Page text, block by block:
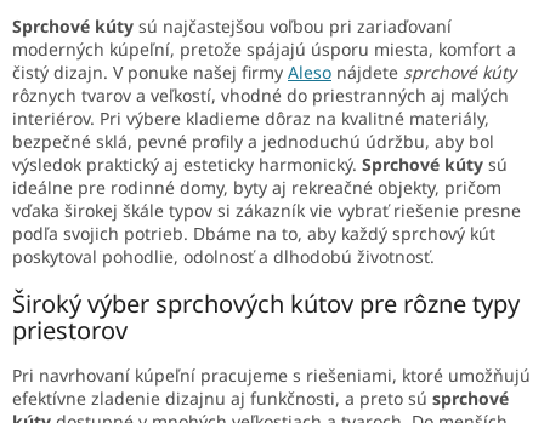
Sprchové kúty sú najčastejšou voľbou pri zariaďovaní
moderných kúpeľní, pretože spájajú úsporu miesta, komfort a
čistý dizajn. V ponuke našej firmy Aleso nájdete sprchové kúty
rôznych tvarov a veľkostí, vhodné do priestranných aj malých
interiérov. Pri výbere kladieme dôraz na kvalitné materiály,
bezpečné sklá, pevné profily a jednoduchú údržbu, aby bol
výsledok praktický aj esteticky harmonický. Sprchové kúty sú
ideálne pre rodinné domy, byty aj rekreačné objekty, pričom
vďaka širokej škále typov si zákazník vie vybrať riešenie presne
podľa svojich potrieb. Dbáme na to, aby každý sprchový kút
poskytoval pohodlie, odolnosť a dlhodobú životnosť.
Široký výber sprchových kútov pre rôzne typy
priestorov
Pri navrhovaní kúpeľní pracujeme s riešeniami, ktoré umožňujú
efektívne zladenie dizajnu aj funkčnosti, a preto sú sprchové